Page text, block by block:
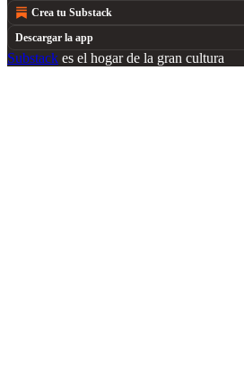
Crea tu Substack
Descargar la app
Substack es el hogar de la gran cultura